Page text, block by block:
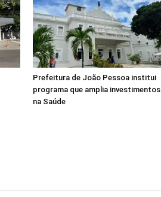
Prefeitura de João Pessoa institui
programa que amplia investimentos
na Saúde